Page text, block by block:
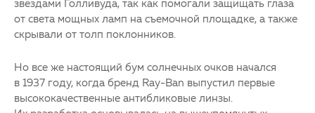
звездами Голливуда, так как помогали защищать глаза
от света мощных ламп на съемочной площадке, а также
скрывали от толп поклонников.
Но все же настоящий бум солнечных очков начался
в 1937 году, когда бренд Ray-Ban выпустил первые
высококачественные антибликовые линзы.